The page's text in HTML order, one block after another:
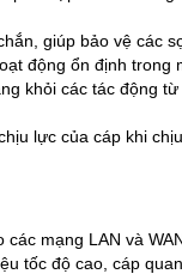
giúp bảo vệ các
động ổn định trong
khỏi các tác động
lực của cáp khi
mạng LAN và
tốc độ cao, cáp